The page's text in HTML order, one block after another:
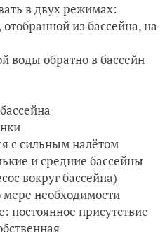
в двух режимах:
из бассейна, на
воды обратно в бассейн
с сильным налётом
и средние бассейны
вокруг бассейна)
необходимости
постоянное присутствие